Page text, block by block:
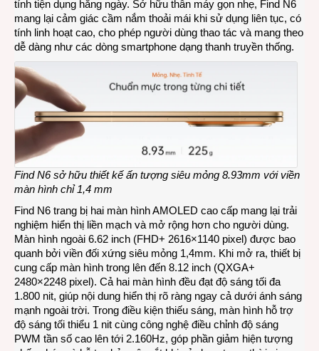
tính tiện dụng hằng ngày. Sở hữu thân máy gọn nhẹ, Find N6
mang lại cảm giác cầm nắm thoải mái khi sử dụng liên tục, có
tính linh hoạt cao, cho phép người dùng thao tác và mang theo
dễ dàng như các dòng smartphone dạng thanh truyền thống.
Find N6 sở hữu thiết kế ấn tượng siêu mỏng 8.93mm với viền
màn hình chỉ 1,4 mm
Find N6 trang bị hai màn hình AMOLED cao cấp mang lại trải
nghiệm hiển thị liền mạch và mở rộng hơn cho người dùng.
Màn hình ngoài 6.62 inch (FHD+ 2616×1140 pixel) được bao
quanh bởi viền đối xứng siêu mỏng 1,4mm. Khi mở ra, thiết bị
cung cấp màn hình trong lên đến 8.12 inch (QXGA+
2480×2248 pixel). Cả hai màn hình đều đạt độ sáng tối đa
1.800 nit, giúp nội dung hiển thị rõ ràng ngay cả dưới ánh sáng
mạnh ngoài trời. Trong điều kiện thiếu sáng, màn hình hỗ trợ
độ sáng tối thiểu 1 nit cùng công nghệ điều chỉnh độ sáng
PWM tần số cao lên tới 2.160Hz, góp phần giảm hiện tượng